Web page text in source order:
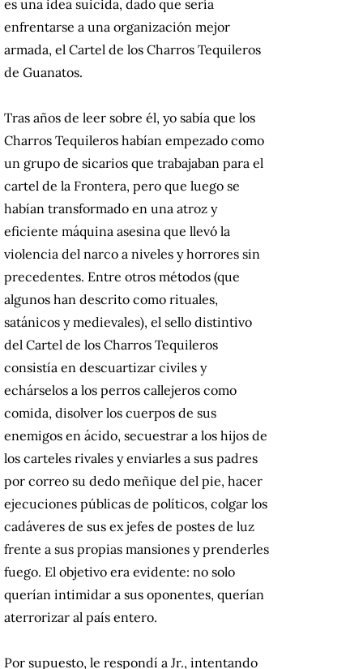
es una idea suicida, dado que sería
enfrentarse a una organización mejor
armada, el Cartel de los Charros Tequileros
de Guanatos.
Tras años de leer sobre él, yo sabía que los
Charros Tequileros habían empezado como
un grupo de sicarios que trabajaban para el
cartel de la Frontera, pero que luego se
habían transformado en una atroz y
eficiente máquina asesina que llevó la
violencia del narco a niveles y horrores sin
precedentes. Entre otros métodos (que
algunos han descrito como rituales,
satánicos y medievales), el sello distintivo
del Cartel de los Charros Tequileros
consistía en descuartizar civiles y
echárselos a los perros callejeros como
comida, disolver los cuerpos de sus
enemigos en ácido, secuestrar a los hijos de
los carteles rivales y enviarles a sus padres
por correo su dedo meñique del pie, hacer
ejecuciones públicas de políticos, colgar los
cadáveres de sus ex jefes de postes de luz
frente a sus propias mansiones y prenderles
fuego. El objetivo era evidente: no solo
querían intimidar a sus oponentes, querían
aterrorizar al país entero.
Por supuesto, le respondí a Jr., intentando